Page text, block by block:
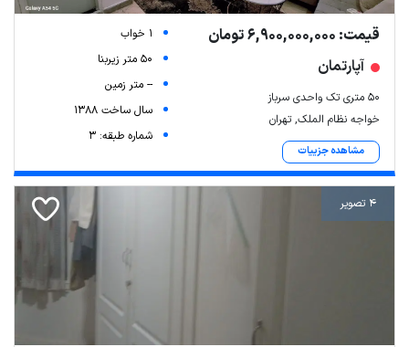
قیمت: 6,900,000,000 تومان
آپارتمان
۵۰ متری تک واحدی سرباز
خواجه نظام الملک, تهران
مشاهده جزییات
1 خواب
50 متر زیربنا
-- متر زمین
سال ساخت 1388
شماره طبقه: 3
4 تصویر